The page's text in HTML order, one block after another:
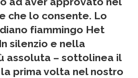
che lo consente. Lo
fiammingo Het
silenzio e nella
assoluta – sottolinea il
prima volta nel nostro